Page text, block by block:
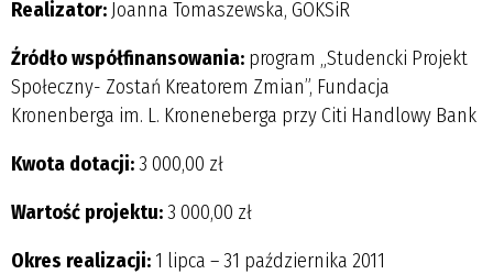
Realizator: Joanna Tomaszewska, GOKSiR
Źródło współfinansowania: program „Studencki Projekt
Społeczny- Zostań Kreatorem Zmian”, Fundacja
Kronenberga im. L. Kroneneberga przy Citi Handlowy Bank
Kwota dotacji:3 000,00 zł
Wartość projektu:3 000,00 zł
Okres realizacji: 1 lipca – 31 października 2011